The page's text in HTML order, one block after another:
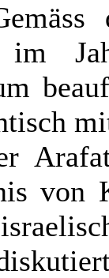
im
von